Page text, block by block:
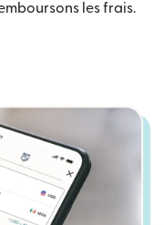
les frais.